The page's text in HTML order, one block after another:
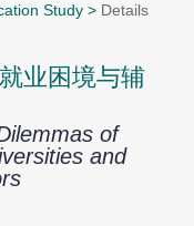
Study > Details
业困境与辅
of
and